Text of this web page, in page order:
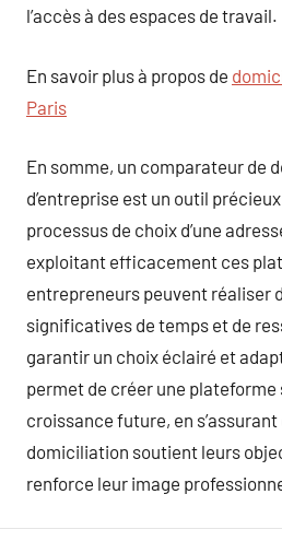
l’accès à des espaces de travail.
En savoir plus à propos de
Paris
En somme, un comparateur de
d’entreprise est un outil
processus de choix d’une
exploitant efficacement ces
entrepreneurs peuvent réaliser
significatives de temps et de
garantir un choix éclairé et
permet de créer une plateforme
croissance future, en s’assurant
domiciliation soutient leurs
renforce leur image